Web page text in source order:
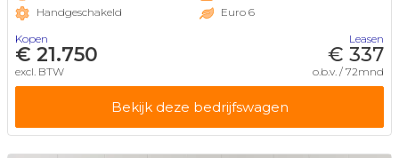
Handgeschakeld
Euro 6
Kopen
€ 21.750
excl. BTW
Leasen
€ 337
o.b.v. / 72mnd
Bekijk deze bedrijfswagen